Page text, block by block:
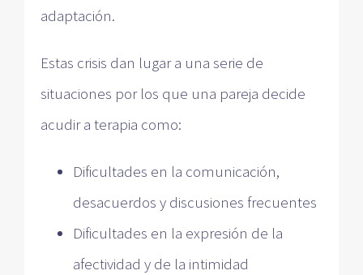
adaptación.
Estas crisis dan lugar a una serie de
situaciones por los que una pareja decide
acudir a terapia como:
Dificultades en la comunicación,
desacuerdos y discusiones frecuentes
Dificultades en la expresión de la
afectividad y de la intimidad